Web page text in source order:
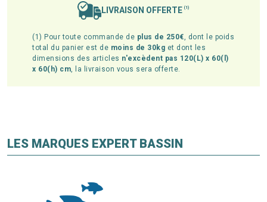
LIVRAISON OFFERTE (1)
(1) Pour toute commande de plus de 250€, dont le poids
total du panier est de moins de 30kg et dont les
dimensions des articles n'excèdent pas 120(L) x 60(l)
x 60(h) cm, la livraison vous sera offerte.
LES MARQUES EXPERT BASSIN